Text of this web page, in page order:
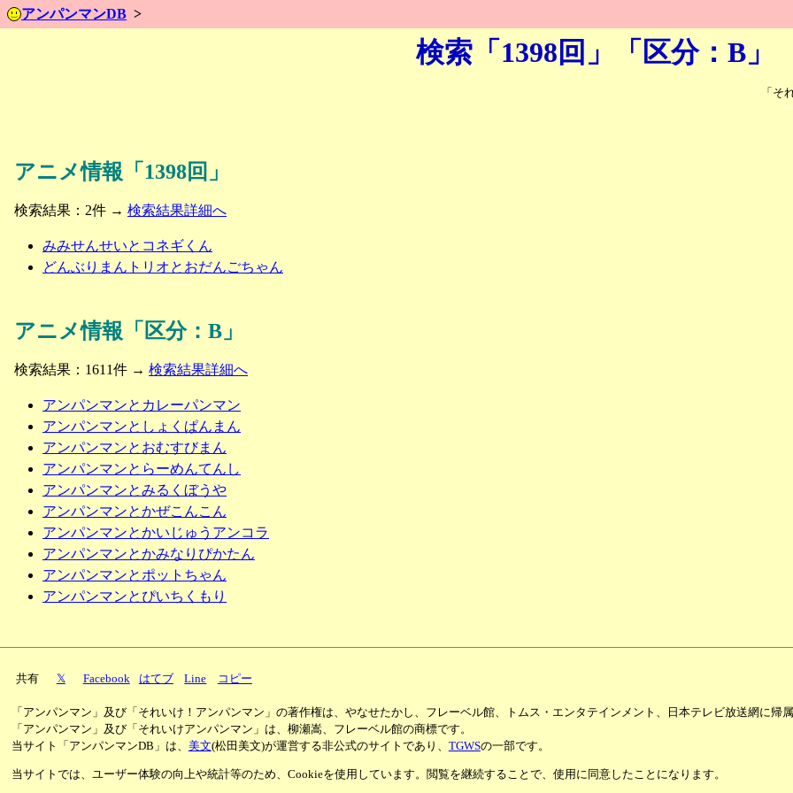
アンパンマンDB
検索「1398回」「区分：B」
「そ
アニメ情報「1398回」
検索結果：2件 → 検索結果詳細へ
みみせんせいとコネギくん
どんぶりまんトリオとおだんごちゃん
アニメ情報「区分：B」
検索結果：1611件 → 検索結果詳細へ
アンパンマンとカレーパンマン
アンパンマンとしょくぱんまん
アンパンマンとおむすびまん
アンパンマンとらーめんてんし
アンパンマンとみるくぼうや
アンパンマンとかぜこんこん
アンパンマンとかいじゅうアンコラ
アンパンマンとかみなりぴかたん
アンパンマンとポットちゃん
アンパンマンとぴいちくもり
共有 𝕏 Facebook はてブ Line コピー
「アンパンマン」及び「それいけ！アンパンマン」の著作権は、やなせたかし、フレーベル館、トムス・エンタテインメント、日本テレビ放送網に帰属
「アンパンマン」及び「それいけアンパンマン」は、柳瀬嵩、フレーベル館の商標です。
当サイト「アンパンマンDB」は、 美文(松田美文)が運営する非公式のサイトであり、 TGWSの一部です。
当サイトでは、ユーザー体験の向上や統計等のため、Cookieを使用しています。閲覧を継続することで、使用に同意したことになります。